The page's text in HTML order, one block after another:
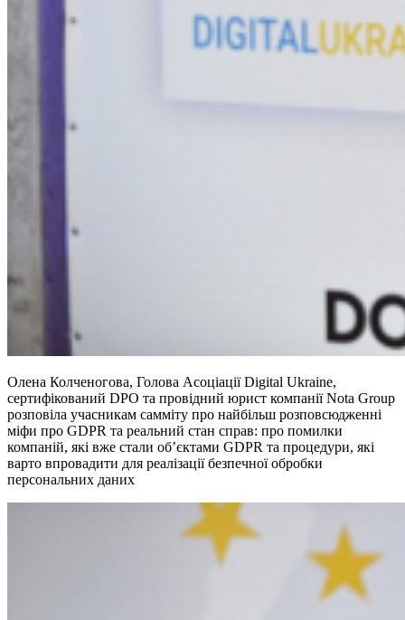
Олена Колченогова, Голова Асоціації Digital Ukraine,
сертифікований DPO та провідний юрист компанії Nota Group
розповіла учасникам самміту про найбільш розповсюдженні
міфи про GDPR та реальний стан справ: про помилки
компаній, які вже стали об’єктами GDPR та процедури, які
варто впровадити для реалізації безпечної обробки
персональних даних